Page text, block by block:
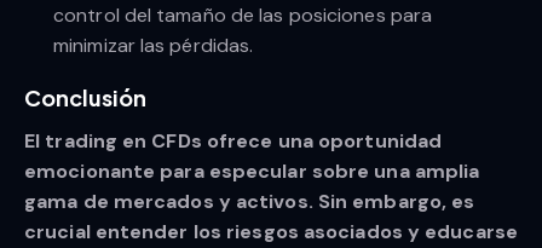
control del tamaño de las posiciones para
minimizar las pérdidas.
Conclusión
El trading en CFDs ofrece una oportunidad
emocionante para especular sobre una amplia
gama de mercados y activos. Sin embargo, es
crucial entender los riesgos asociados y educarse